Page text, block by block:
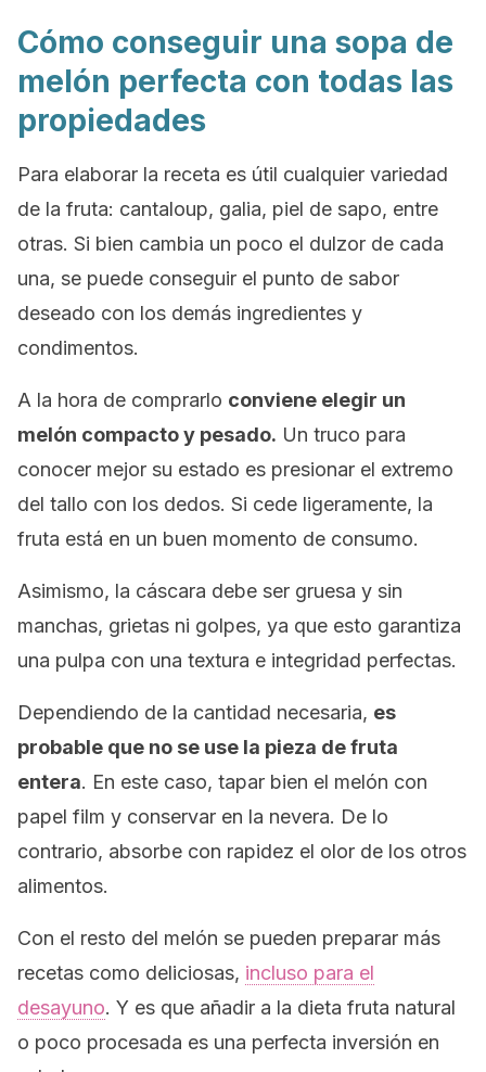
Cómo conseguir una sopa de
melón perfecta con todas las
propiedades
Para elaborar la receta es útil cualquier variedad
de la fruta: cantaloup, galia, piel de sapo, entre
otras. Si bien cambia un poco el dulzor de cada
una, se puede conseguir el punto de sabor
deseado con los demás ingredientes y
condimentos.
A la hora de comprarlo conviene elegir un
melón compacto y pesado. Un truco para
conocer mejor su estado es presionar el extremo
del tallo con los dedos. Si cede ligeramente, la
fruta está en un buen momento de consumo.
Asimismo, la cáscara debe ser gruesa y sin
manchas, grietas ni golpes, ya que esto garantiza
una pulpa con una textura e integridad perfectas.
Dependiendo de la cantidad necesaria, es
probable que no se use la pieza de fruta
entera. En este caso, tapar bien el melón con
papel film y conservar en la nevera. De lo
contrario, absorbe con rapidez el olor de los otros
alimentos.
Con el resto del melón se pueden preparar más
recetas como deliciosas, incluso para el
desayuno. Y es que añadir a la dieta fruta natural
o poco procesada es una perfecta inversión en